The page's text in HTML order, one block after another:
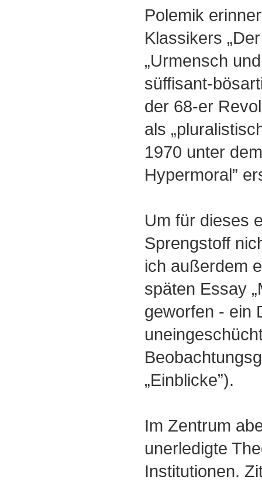
Polemik
Klassikers
„Urmensch
süffisant-
der 68-er
als
1970 unter
Hypermoral”
Um für dieses
Sprengstoff
ich außerdem
späten Essay
geworfen - ein
„Einblicke”).
Im Zentrum
unerledigte
Institutionen.